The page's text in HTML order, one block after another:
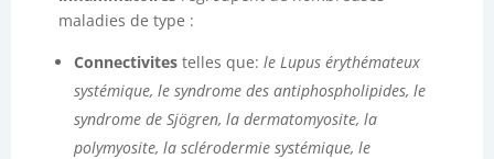
maladies de type :
Connectivitestelles que: le Lupus érythémateux
systémique, le syndrome des antiphospholipides, le
syndrome de Sjögren, la dermatomyosite, la
polymyosite, la sclérodermie systémique, le